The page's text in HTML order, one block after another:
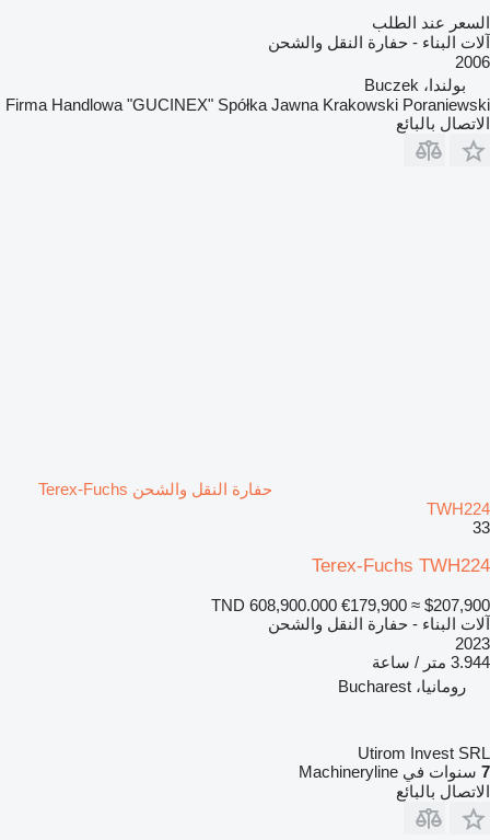
السعر عند الطلب
آلات البناء - حفارة النقل والشحن
2006
بولندا، Buczek
Firma Handlowa "GUCINEX" Spółka Jawna Krakowski Poraniewski
الاتصال بالبائع
حفارة النقل والشحن Terex-Fuchs
TWH224
33
Terex-Fuchs TWH224
TND 608,900.000 €179,900 ≈ $207,900
آلات البناء - حفارة النقل والشحن
2023
3.944 متر / ساعة
رومانيا، Bucharest
Utirom Invest SRL
7 سنوات في Machineryline
الاتصال بالبائع